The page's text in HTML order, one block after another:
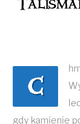
Góry
C
gdy kamienie